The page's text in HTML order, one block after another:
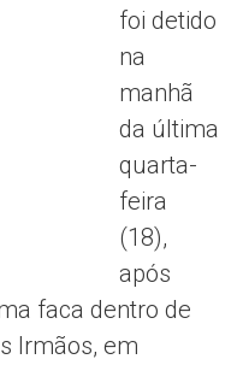
foi detido
na
manhã
da última
quarta-
feira
(18),
após
faca dentro de
Irmãos, em